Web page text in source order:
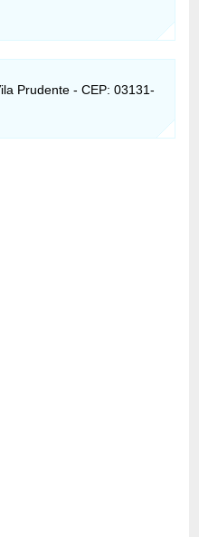
Prudente - CEP: 03131-